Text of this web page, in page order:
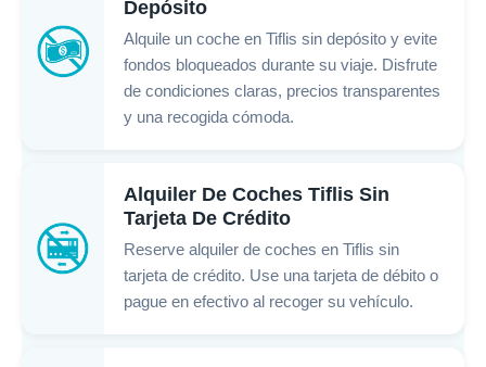
Depósito
Alquile un coche en Tiflis sin depósito y evite
fondos bloqueados durante su viaje. Disfrute
de condiciones claras, precios transparentes
y una recogida cómoda.
Alquiler De Coches Tiflis Sin
Tarjeta De Crédito
Reserve alquiler de coches en Tiflis sin
tarjeta de crédito. Use una tarjeta de débito o
pague en efectivo al recoger su vehículo.